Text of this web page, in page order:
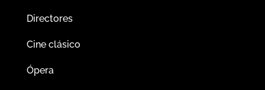
Directores
Cine clásico
Ópera